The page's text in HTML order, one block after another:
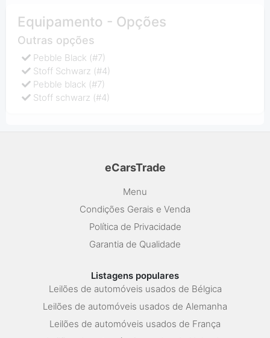
Equipamento - Opções
Outras opções
Pebble Black (#7)
Stoff Schwarz (#4)
Pebble black (#7)
Stoff schwarz (#4)
eCarsTrade
Menu
Condições Gerais e Venda
Política de Privacidade
Garantia de Qualidade
Listagens populares
Leilões de automóveis usados de Bélgica
Leilões de automóveis usados de Alemanha
Leilões de automóveis usados de França